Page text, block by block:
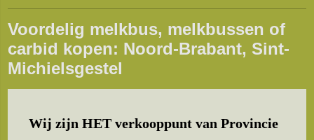
Voordelig melkbus, melkbussen of
carbid kopen: Noord-Brabant, Sint-
Michielsgestel
Wij zijn HET verkooppunt van Provincie